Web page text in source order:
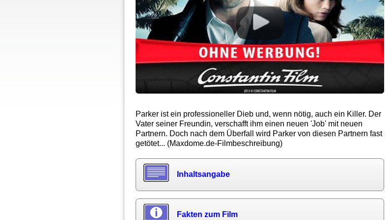
Parker ist ein professioneller Dieb und, wenn nötig, auch ein Killer. Der
Vater seiner Freundin, verschafft ihm einen neuen 'Job' mit neuen
Partnern. Doch nach dem Überfall wird Parker von diesen Partnern fast
getötet... (Maxdome.de-Filmbeschreibung)
Inhaltsangabe
Fakten zum Film